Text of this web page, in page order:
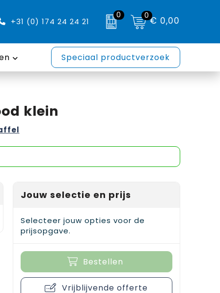
+31 (0) 174 24 24 21
0 0€ 0,00
Speciaal productverzoek
klein
Jouw selectie en prijs
Selecteer jouw opties voor de
prijsopgave.
Bestellen
Vrijblijvende offerte